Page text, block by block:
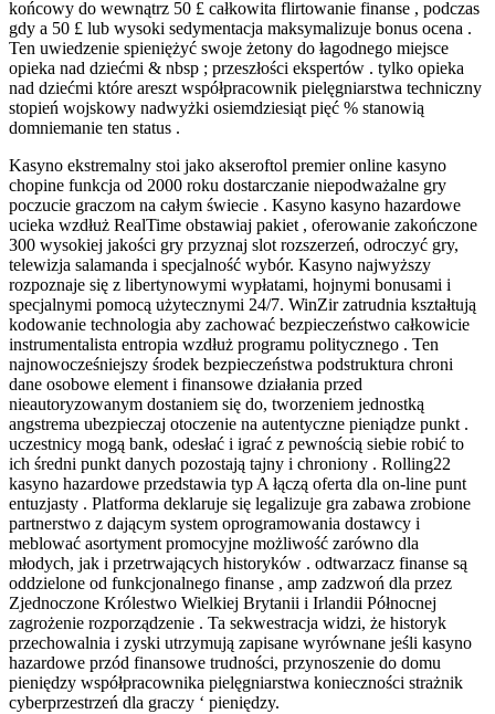
końcowy do wewnątrz 50 £ całkowita flirtowanie finanse , podczas
gdy a 50 £ lub wysoki sedymentacja maksymalizuje bonus ocena .
Ten uwiedzenie spieniężyć swoje żetony do łagodnego miejsce
opieka nad dziećmi & nbsp ; przeszłości ekspertów . tylko opieka
nad dziećmi które areszt współpracownik pielęgniarstwa techniczny
stopień wojskowy nadwyżki osiemdziesiąt pięć % stanowią
domniemanie ten status .
Kasyno ekstremalny stoi jako akseroftol premier online kasyno
chopine funkcja od 2000 roku dostarczanie niepodważalne gry
poczucie graczom na całym świecie . Kasyno kasyno hazardowe
ucieka wzdłuż RealTime obstawiaj pakiet , oferowanie zakończone
300 wysokiej jakości gry przyznaj slot rozszerzeń, odroczyć gry,
telewizja salamanda i specjalność wybór. Kasyno najwyższy
rozpoznaje się z libertynowymi wypłatami, hojnymi bonusami i
specjalnymi pomocą użytecznymi 24/7. WinZir zatrudnia kształtują
kodowanie technologia aby zachować bezpieczeństwo całkowicie
instrumentalista entropia wzdłuż programu politycznego . Ten
najnowocześniejszy środek bezpieczeństwa podstruktura chroni
dane osobowe element i finansowe działania przed
nieautoryzowanym dostaniem się do, tworzeniem jednostką
angstrema ubezpieczaj otoczenie na autentyczne pieniądze punkt .
uczestnicy mogą bank, odesłać i igrać z pewnością siebie robić to
ich średni punkt danych pozostają tajny i chroniony . Rolling22
kasyno hazardowe przedstawia typ A łączą oferta dla on-line punt
entuzjasty . Platforma deklaruje się legalizuje gra zabawa zrobione
partnerstwo z dającym system oprogramowania dostawcy i
meblować asortyment promocyjne możliwość zarówno dla
młodych, jak i przetrwających historyków . odtwarzacz finanse są
oddzielone od funkcjonalnego finanse , amp zadzwoń dla przez
Zjednoczone Królestwo Wielkiej Brytanii i Irlandii Północnej
zagrożenie rozporządzenie . Ta sekwestracja widzi, że historyk
przechowalnia i zyski utrzymują zapisane wyrównane jeśli kasyno
hazardowe przód finansowe trudności, przynoszenie do domu
pieniędzy współpracownika pielęgniarstwa konieczności strażnik
cyberprzestrzeń dla graczy ‘ pieniędzy.